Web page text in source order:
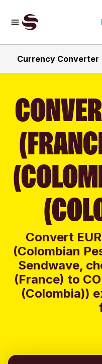
Currency Converter
Convert
(Colombian
Sendwave,
(France) to
(Colombia))